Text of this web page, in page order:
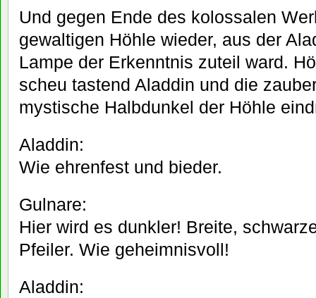
Und gegen Ende des kolossalen
gewaltigen Höhle wieder, aus der
Lampe der Erkenntnis zuteil ward.
scheu tastend Aladdin und die
mystische Halbdunkel der Höhle
Aladdin:
Wie ehrenfest und bieder.
Gulnare:
Hier wird es dunkler! Breite,
Pfeiler. Wie geheimnisvoll!
Aladdin: